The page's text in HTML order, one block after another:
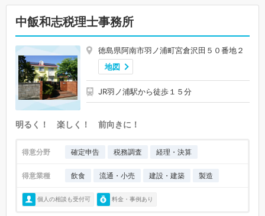
中飯和志税理士事務所
徳島県阿南市羽ノ浦町宮倉沢田５０番地２
地図
JR羽ノ浦駅から徒歩１５分
明るく！ 楽しく！ 前向きに！
得意分野 確定申告 税務調査 経理・決算
得意業種 飲食 流通・小売 建設・建築 製造
個人の相談も受付可 料金・事例あり